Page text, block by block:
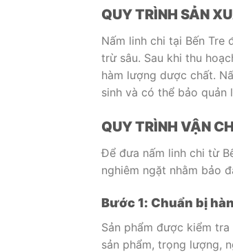
QUY TRÌNH SẢN
Nấm linh chi tại Bến
trừ sâu. Sau khi thu
hàm lượng dược chất.
sinh và có thể bảo
QUY TRÌNH VẬN
Để đưa nấm linh chi từ
nghiêm ngặt nhằm bảo
Bước 1: Chuẩn bị
Sản phẩm được kiểm
sản phẩm, trọng lượng,